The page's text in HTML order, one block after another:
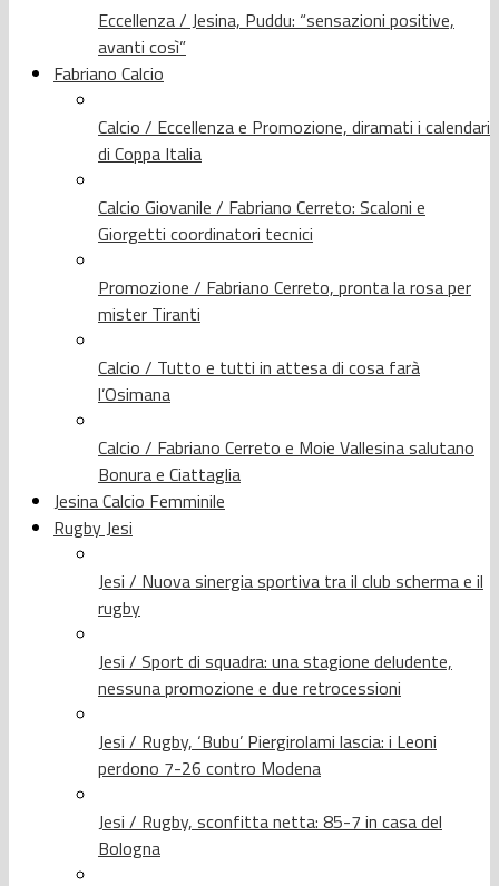
Eccellenza / Jesina, Puddu: “sensazioni positive,
avanti così”
Fabriano Calcio
Calcio / Eccellenza e Promozione, diramati i calendari
di Coppa Italia
Calcio Giovanile / Fabriano Cerreto: Scaloni e
Giorgetti coordinatori tecnici
Promozione / Fabriano Cerreto, pronta la rosa per
mister Tiranti
Calcio / Tutto e tutti in attesa di cosa farà
l’Osimana
Calcio / Fabriano Cerreto e Moie Vallesina salutano
Bonura e Ciattaglia
Jesina Calcio Femminile
Rugby Jesi
Jesi / Nuova sinergia sportiva tra il club scherma e il
rugby
Jesi / Sport di squadra: una stagione deludente,
nessuna promozione e due retrocessioni
Jesi / Rugby, ‘Bubu’ Piergirolami lascia: i Leoni
perdono 7-26 contro Modena
Jesi / Rugby, sconfitta netta: 85-7 in casa del
Bologna